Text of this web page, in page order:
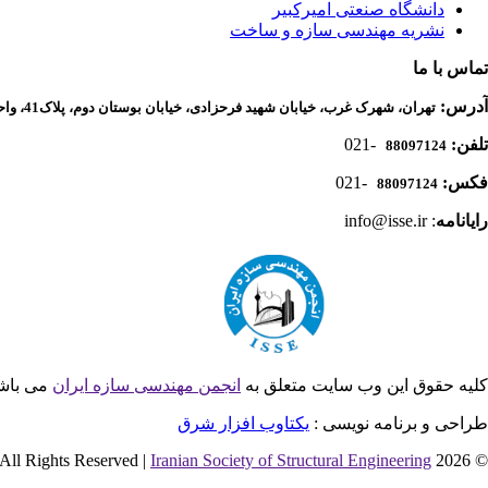
دانشگاه صنعتی امیرکبیر
نشریه مهندسی سازه و ساخت
تماس با ما
آدرس: تهران، شهرک غرب، خیابان شهید فرحزادی، خیابان بوستان دوم، پلاک41، واحد 1، دفتر انجمن مهندسی سازه ایران
تلفن: 88097124
-021
فکس: 88097124
-021
رایانامه: info@isse.ir
کلیه حقوق این وب سایت متعلق به انجمن مهندسی سازه ایران می
طراحی و برنامه نویسی : یکتاوب افزار شرق
© 2026 All Rights Reserved |
Iranian Society of Structural Engineering